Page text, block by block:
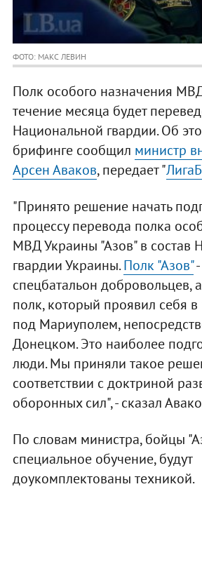
ФОТО: МАКС ЛЕВИН
Полк особого назначения
течение месяца будет
Национальной гвардии. Об
брифинге сообщил министр
Арсен Аваков, передает "
"Принято решение начать
процессу перевода полка
МВД Украины "Азов" в состав
гвардии Украины.Полк "Азов"-
спецбатальон добровольцев,
полк, который проявил себя
под Мариуполем,
Донецком. Это наиболее
люди. Мы приняли такое
соответствии с доктриной
оборонных сил", - сказал
По словам министра, бойцы
специальное обучение, будут
доукомплектованы техникой.